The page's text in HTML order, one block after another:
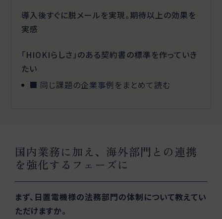
導入後すぐに脱メールを実現。期待以上の効果を
実感
「HIOKIらしさ」のある契約書の標準を作っていき
たい
■ 同じ課題の企業事例をまとめて読む
国内業務に加え、海外部門との連携
を強化するフェーズに
まず、日置電機様の法務部門の体制について教えてい
ただけますか。